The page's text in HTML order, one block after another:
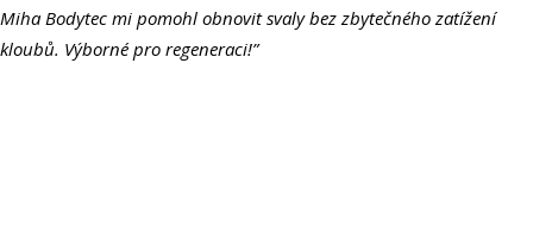
Miha Bodytec mi pomohl obnovit svaly bez zbytečného zatížení
kloubů. Výborné pro regeneraci!”